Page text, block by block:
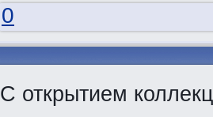
0
С открытием